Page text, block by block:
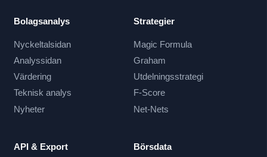
Bolagsanalys
Nyckeltalsidan
Analyssidan
Värdering
Teknisk analys
Nyheter
Strategier
Magic Formula
Graham
Utdelningsstrategi
F-Score
Net-Nets
API & Export Börsdata